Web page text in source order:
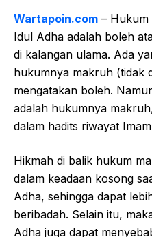
Wartapoin.com – Hukum
Idul Adha adalah boleh
di kalangan ulama. Ada
hukumnya makruh (tidak
mengatakan boleh.
adalah hukumnya
dalam hadits riwayat
Hikmah di balik hukum
dalam keadaan kosong
Adha, sehingga dapat
beribadah. Selain itu,
Adha juga dapat